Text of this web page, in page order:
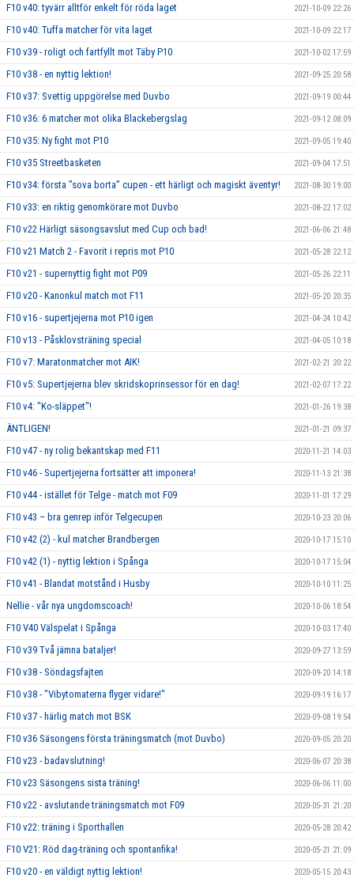
F10 v40: tyvärr alltför enkelt för röda laget 2021-10-09 22:26
F10 v40: Tuffa matcher för vita laget 2021-10-09 22:17
F10 v39 - roligt och fartfyllt mot Täby P10 2021-10-02 17:59
F10 v38 - en nyttig lektion! 2021-09-25 20:58
F10 v37: Svettig uppgörelse med Duvbo 2021-09-19 00:44
F10 v36: 6 matcher mot olika Blackebergslag 2021-09-12 08:09
F10 v35: Ny fight mot P10 2021-09-05 19:40
F10 v35 Streetbasketen 2021-09-04 17:51
F10 v34: första ”sova borta” cupen - ett härligt och magiskt äventyr! 2021-08-30 19:00
F10 v33: en riktig genomkörare mot Duvbo 2021-08-22 17:02
F10 v22 Härligt säsongsavslut med Cup och bad! 2021-06-06 21:48
F10 v21 Match 2 - Favorit i repris mot P10 2021-05-28 22:12
F10 v21 - supernyttig fight mot P09 2021-05-26 22:11
F10 v20 - Kanonkul match mot F11 2021-05-20 20:35
F10 v16 - supertjejerna mot P10 igen 2021-04-24 10:42
F10 v13 - Påsklovsträning special 2021-04-05 10:18
F10 v7: Maratonmatcher mot AIK! 2021-02-21 20:22
F10 v5: Supertjejerna blev skridskoprinsessor för en dag! 2021-02-07 17:22
F10 v4: "Ko-släppet"! 2021-01-26 19:38
ÄNTLIGEN! 2021-01-21 09:37
F10 v47 - ny rolig bekantskap med F11 2020-11-21 14:03
F10 v46 - Supertjejerna fortsätter att imponera! 2020-11-13 21:38
F10 v44 - istället för Telge - match mot F09 2020-11-01 17:29
F10 v43 – bra genrep inför Telgecupen 2020-10-23 20:06
F10 v42 (2) - kul matcher Brandbergen 2020-10-17 15:10
F10 v42 (1) - nyttig lektion i Spånga 2020-10-17 15:04
F10 v41 - Blandat motstånd i Husby 2020-10-10 11:25
Nellie - vår nya ungdomscoach! 2020-10-06 18:54
F10 V40 Välspelat i Spånga 2020-10-03 17:40
F10 v39 Två jämna bataljer! 2020-09-27 13:59
F10 v38 - Söndagsfajten 2020-09-20 14:18
F10 v38 - "Vibytomaterna flyger vidare!" 2020-09-19 16:17
F10 v37 - härlig match mot BSK 2020-09-08 19:54
F10 v36 Säsongens första träningsmatch (mot Duvbo) 2020-09-05 20:20
F10 v23 - badavslutning! 2020-06-07 20:38
F10 v23 Säsongens sista träning! 2020-06-06 11:00
F10 v22 - avslutande träningsmatch mot F09 2020-05-31 21:20
F10 v22: träning i Sporthallen 2020-05-28 20:42
F10 V21: Röd dag-träning och spontanfika! 2020-05-21 21:09
F10 v20 - en väldigt nyttig lektion! 2020-05-15 20:43